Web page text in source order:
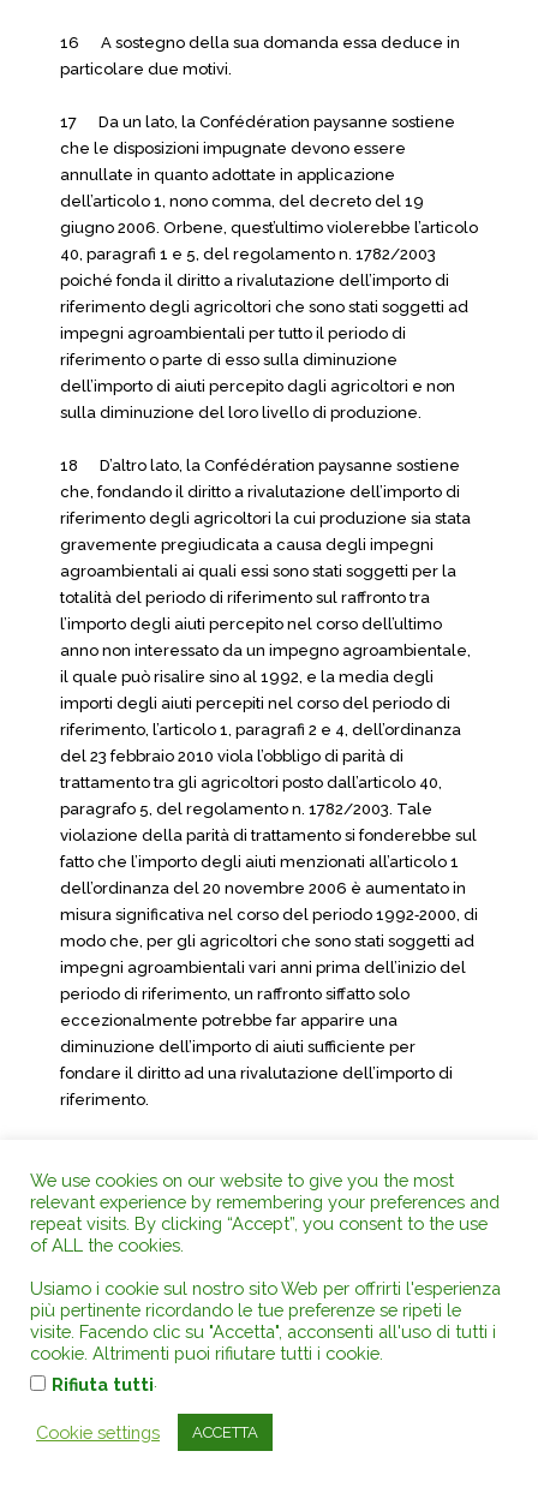
16 A sostegno della sua domanda essa deduce in
particolare due motivi.
17 Da un lato, la Confédération paysanne sostiene
che le disposizioni impugnate devono essere
annullate in quanto adottate in applicazione
dell’articolo 1, nono comma, del decreto del 19
giugno 2006. Orbene, quest’ultimo violerebbe l’articolo
40, paragrafi 1 e 5, del regolamento n. 1782/2003
poiché fonda il diritto a rivalutazione dell’importo di
riferimento degli agricoltori che sono stati soggetti ad
impegni agroambientali per tutto il periodo di
riferimento o parte di esso sulla diminuzione
dell’importo di aiuti percepito dagli agricoltori e non
sulla diminuzione del loro livello di produzione.
18 D’altro lato, la Confédération paysanne sostiene
che, fondando il diritto a rivalutazione dell’importo di
riferimento degli agricoltori la cui produzione sia stata
gravemente pregiudicata a causa degli impegni
agroambientali ai quali essi sono stati soggetti per la
totalità del periodo di riferimento sul raffronto tra
l’importo degli aiuti percepito nel corso dell’ultimo
anno non interessato da un impegno agroambientale,
il quale può risalire sino al 1992, e la media degli
importi degli aiuti percepiti nel corso del periodo di
riferimento, l’articolo 1, paragrafi 2 e 4, dell’ordinanza
del 23 febbraio 2010 viola l’obbligo di parità di
trattamento tra gli agricoltori posto dall’articolo 40,
paragrafo 5, del regolamento n. 1782/2003. Tale
violazione della parità di trattamento si fonderebbe sul
fatto che l’importo degli aiuti menzionati all’articolo 1
dell’ordinanza del 20 novembre 2006 è aumentato in
misura significativa nel corso del periodo 1992‑2000, di
modo che, per gli agricoltori che sono stati soggetti ad
impegni agroambientali vari anni prima dell’inizio del
periodo di riferimento, un raffronto siffatto solo
eccezionalmente potrebbe far apparire una
diminuzione dell’importo di aiuti sufficiente per
fondare il diritto ad una rivalutazione dell’importo di
riferimento.
dalla Confédération paysanne dipende
dall’interpretazione dell’articolo 40, paragrafi 1, 2 e 5,
del regolamento n. 1782/2003, il Conseil d’État ha
alla Corte le seguenti questioni pregiudiziali:
«1) Se i paragrafi 1 e 5 dell’articolo 40 del
[regolamento n. 1782/2003] autorizzino gli Stati
membri, alla luce della loro formulazione, ma anche
della loro finalità, a fondare il diritto a rivalutazione
dell’importo di riferimento degli agricoltori la cui
We use cookies on our website to give you the most
relevant experience by remembering your preferences and
repeat visits. By clicking “Accept”, you consent to the use
of ALL the cookies.
Usiamo i cookie sul nostro sito Web per offrirti l'esperienza
più pertinente ricordando le tue preferenze se ripeti le
visite. Facendo clic su "Accetta", acconsenti all'uso di tutti i
cookie. Altrimenti puoi rifiutare tutti i cookie.
Rifiuta tutti
Cookie settings ACCETTA